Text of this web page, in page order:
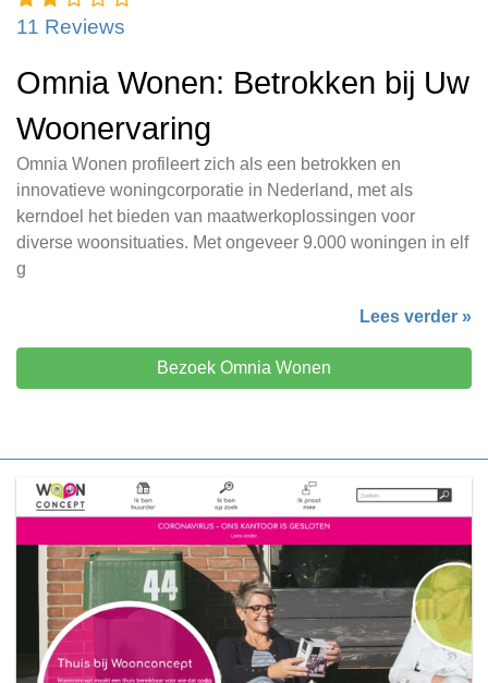
11 Reviews
Omnia Wonen: Betrokken bij Uw
Woonervaring
Omnia Wonen profileert zich als een betrokken en
innovatieve woningcorporatie in Nederland, met als
kerndoel het bieden van maatwerkoplossingen voor
diverse woonsituaties. Met ongeveer 9.000 woningen in elf
g
Lees verder »
Bezoek Omnia Wonen